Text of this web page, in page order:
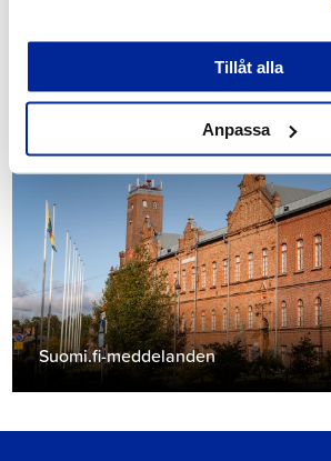
Tillåt alla
Anpassa
Kommunikationskanaler
Suomi.fi-meddelanden